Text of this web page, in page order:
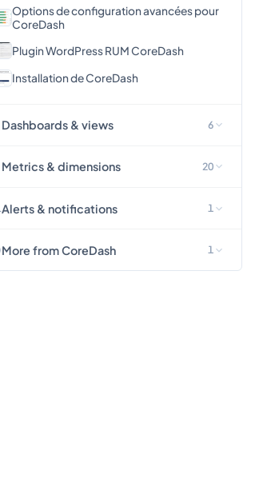
Options de configuration avancées pour
CoreDash
Plugin WordPress RUM CoreDash
Installation de CoreDash
Dashboards & views 6
Metrics & dimensions 20
Alerts & notifications 1
More from CoreDash 1